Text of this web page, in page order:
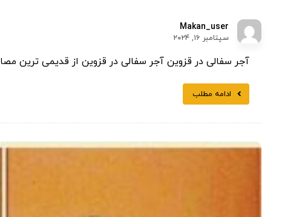
Makan_user
سپتامبر ۱۶, ۲۰۲۴
آجر سفالی در قزوین آجر سفالی در قزوین از قدیمی ترین
ادامه مطلب